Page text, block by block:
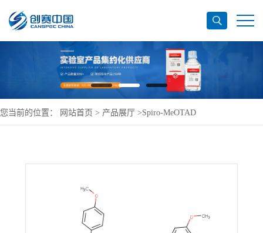
您当前的位置： 网站首页 > 产品展厅 >Spiro-MeOTAD